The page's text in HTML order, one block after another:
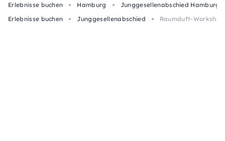
Erlebnisse buchen Hamburg
Junggesellenabschied Hamburg
Erlebnisse buchen
Junggesellenabschied Raumduft-